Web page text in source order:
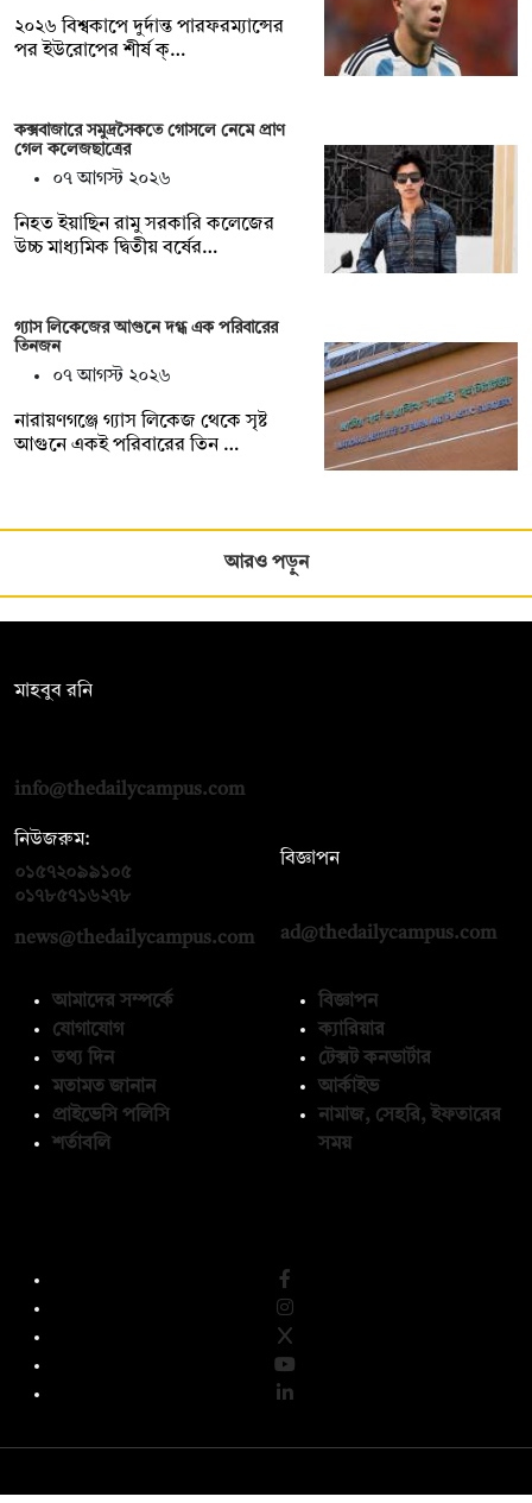
২০২৬ বিশ্বকাপে দুর্দান্ত পারফরম্যান্সের
পর ইউরোপের শীর্ষ ক্…
কক্সবাজারে সমুদ্রসৈকতে গোসলে নেমে প্রাণ
গেল কলেজছাত্রের
০৭ আগস্ট ২০২৬
নিহত ইয়াছিন রামু সরকারি কলেজের
উচ্চ মাধ্যমিক দ্বিতীয় বর্ষের…
গ্যাস লিকেজের আগুনে দগ্ধ এক পরিবারের
তিনজন
০৭ আগস্ট ২০২৬
নারায়ণগঞ্জে গ্যাস লিকেজ থেকে সৃষ্ট
আগুনে একই পরিবারের তিন …
আরও পড়ুন
মাহবুব রনি
info@thedailycampus.com
নিউজরুম:
০১৫৭২০৯৯১০৫
০১৭৮৫৭১৬২৭৮
news@thedailycampus.com
বিজ্ঞাপন
ad@thedailycampus.com
আমাদের সম্পর্কে
যোগাযোগ
তথ্য দিন
মতামত জানান
প্রাইভেসি পলিসি
শর্তাবলি
বিজ্ঞাপন
ক্যারিয়ার
টেক্সট কনভার্টার
আর্কাইভ
নামাজ, সেহরি, ইফতারের
সময়